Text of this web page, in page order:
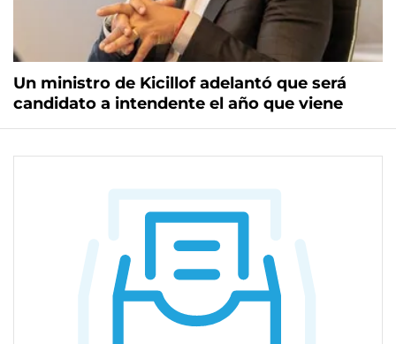
Un ministro de Kicillof adelantó que será
candidato a intendente el año que viene